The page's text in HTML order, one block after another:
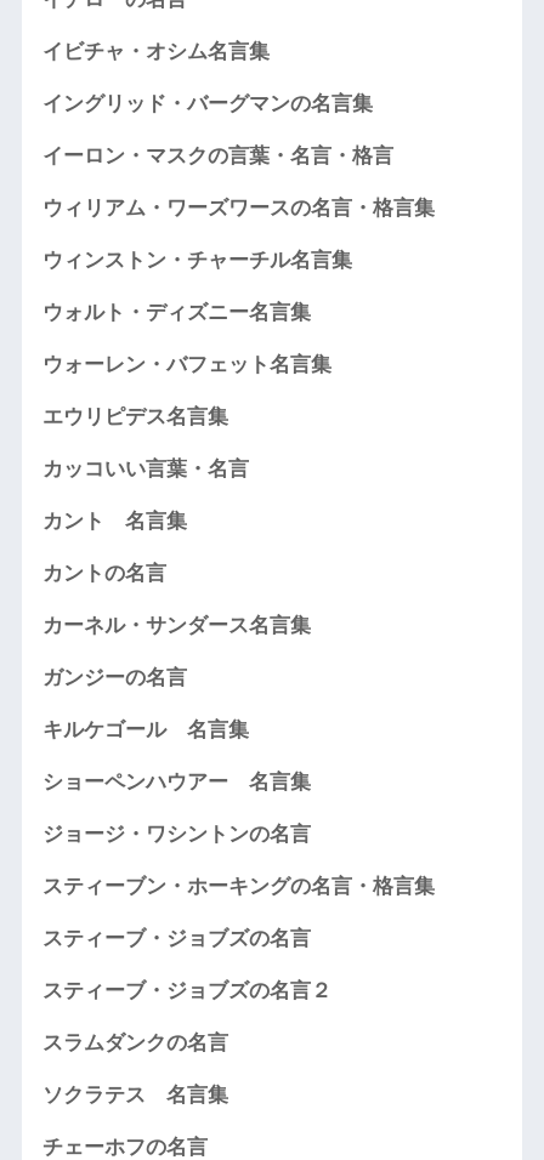
イビチャ・オシム名言集
イングリッド・バーグマンの名言集
イーロン・マスクの言葉・名言・格言
ウィリアム・ワーズワースの名言・格言集
ウィンストン・チャーチル名言集
ウォルト・ディズニー名言集
ウォーレン・バフェット名言集
エウリピデス名言集
カッコいい言葉・名言
カント 名言集
カントの名言
カーネル・サンダース名言集
ガンジーの名言
キルケゴール 名言集
ショーペンハウアー 名言集
ジョージ・ワシントンの名言
スティーブン・ホーキングの名言・格言集
スティーブ・ジョブズの名言
スティーブ・ジョブズの名言２
スラムダンクの名言
ソクラテス 名言集
チェーホフの名言